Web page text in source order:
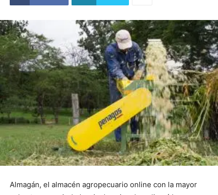
Almagán, el almacén agropecuario online con la mayor